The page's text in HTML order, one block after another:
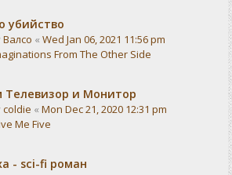
убийство
Валсо « Wed Jan 06, 2021 11:56 pm
From The Other Side
Телевизор и Монитор
coldie « Mon Dec 21, 2020 12:31 pm
Me Five
- sci-fi роман